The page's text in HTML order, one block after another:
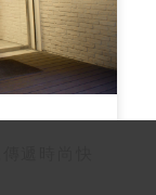
遞時尚快